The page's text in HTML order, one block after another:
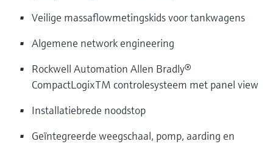
Veilige massaflowmetingskids voor tankwagens
Algemene network engineering
Rockwell Automation Allen Bradly®
CompactLogixTM controlesysteem met panel view
Installatiebrede noodstop
Geïntegreerde weegschaal, pomp, aarding en